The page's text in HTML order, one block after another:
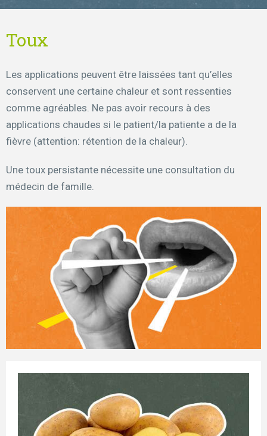
Toux
Les applications peuvent être laissées tant qu’elles
conservent une certaine chaleur et sont ressenties
comme agréables. Ne pas avoir recours à des
applications chaudes si le patient/la patiente a de la
fièvre (attention: rétention de la chaleur).
Une toux persistante nécessite une consultation du
médecin de famille.